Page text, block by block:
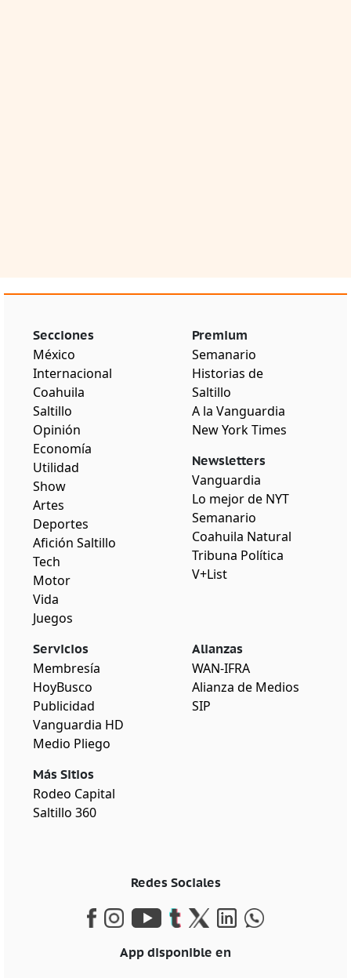
Secciones
México
Internacional
Coahuila
Saltillo
Opinión
Economía
Utilidad
Show
Artes
Deportes
Afición Saltillo
Tech
Motor
Vida
Juegos
Premium
Semanario
Historias de
Saltillo
A la Vanguardia
New York Times
Newsletters
Vanguardia
Lo mejor de NYT
Semanario
Coahuila Natural
Tribuna Política
V+List
Servicios
Membresía
HoyBusco
Publicidad
Vanguardia HD
Medio Pliego
Más Sitios
Rodeo Capital
Saltillo 360
Alianzas
WAN-IFRA
Alianza de Medios
SIP
Redes Sociales
App disponible en